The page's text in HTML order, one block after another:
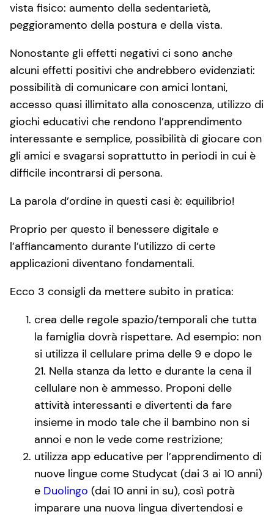
vista fisico: aumento della sedentarietà,
peggioramento della postura e della vista.
Nonostante gli effetti negativi ci sono anche
alcuni effetti positivi che andrebbero evidenziati:
possibilità di comunicare con amici lontani,
accesso quasi illimitato alla conoscenza, utilizzo di
giochi educativi che rendono l’apprendimento
interessante e semplice, possibilità di giocare con
gli amici e svagarsi soprattutto in periodi in cui è
difficile incontrarsi di persona.
La parola d’ordine in questi casi è: equilibrio!
Proprio per questo il benessere digitale e
l’affiancamento durante l’utilizzo di certe
applicazioni diventano fondamentali.
Ecco 3 consigli da mettere subito in pratica:
crea delle regole spazio/temporali che tutta
la famiglia dovrà rispettare. Ad esempio: non
si utilizza il cellulare prima delle 9 e dopo le
21. Nella stanza da letto e durante la cena il
cellulare non è ammesso. Proponi delle
attività interessanti e divertenti da fare
insieme in modo tale che il bambino non si
annoi e non le vede come restrizione;
utilizza app educative per l’apprendimento di
nuove lingue come Studycat (dai 3 ai 10 anni)
e Duolingo (dai 10 anni in su), così potrà
imparare una nuova lingua divertendosi e